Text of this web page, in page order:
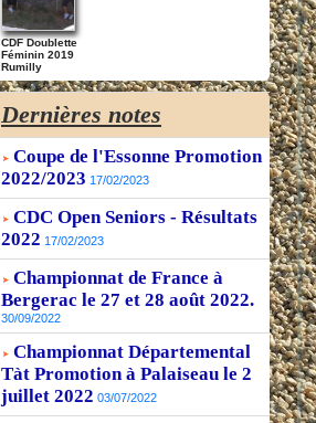
CDF Doublette
Féminin 2019
Rumilly
Dernières notes
Coupe de l'Essonne Promotion
2022/2023 17/02/2023
CDC Open Seniors - Résultats
2022 17/02/2023
Championnat de France à
Bergerac le 27 et 28 août 2022.
30/09/2022
Championnat Départemental
Tàt Promotion à Palaiseau le 2
juillet 2022 03/07/2022